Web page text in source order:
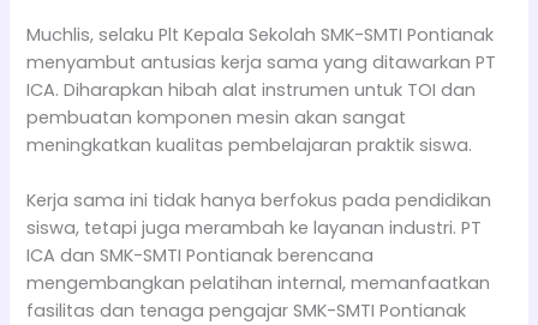
Muchlis, selaku Plt Kepala Sekolah SMK-SMTI Pontianak
menyambut antusias kerja sama yang ditawarkan PT
ICA. Diharapkan hibah alat instrumen untuk TOI dan
pembuatan komponen mesin akan sangat
meningkatkan kualitas pembelajaran praktik siswa.
Kerja sama ini tidak hanya berfokus pada pendidikan
siswa, tetapi juga merambah ke layanan industri. PT
ICA dan SMK-SMTI Pontianak berencana
mengembangkan pelatihan internal, memanfaatkan
fasilitas dan tenaga pengajar SMK-SMTI Pontianak